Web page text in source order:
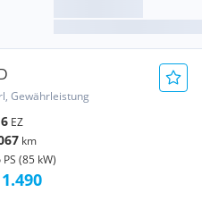
Gewährleistung
EZ
km
PS (85 kW)